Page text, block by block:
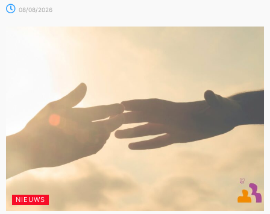
08/08/2026
NIEUWS